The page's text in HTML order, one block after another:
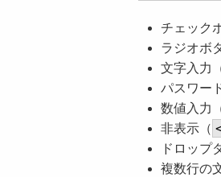
チェック
ラジオボ
文字入力
パスワー
数値入力
非表示（
ドロップ
複数行の